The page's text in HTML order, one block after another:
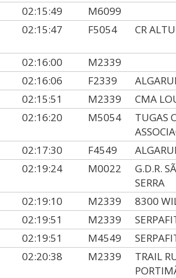
02:15:49 M6099
02:15:47 F5054 CR
02:16:00 M2339
02:16:06 F2339
02:15:51 M2339 CMA
02:16:20 M5054
TUGAS
02:17:30 F4549
02:19:24 M0022
G.D.R.
SERRA
02:19:10 M2339 8300
02:19:51 M2339
02:19:51 M4549
02:20:38 M2339
TRAIL